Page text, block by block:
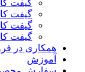
گیفت
گیفت
گیفت
گیفت
همکاری در
آموزش